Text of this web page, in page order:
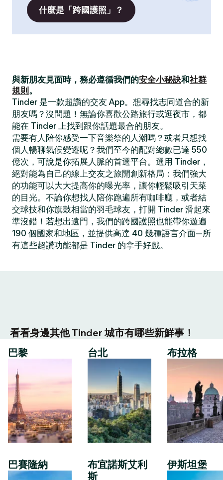
什麼是「跨國護照」？
與新朋友見面時，務必遵循我們的安全小秘訣和社群
規則 。
Tinder 是一款超讚的交友 App。想尋找志同道合的新
朋友嗎？沒問題！無論你喜歡公路旅行或逛夜市，都
能在 Tinder 上找到跟你話題最合的朋友。
需要有人陪你感受一下音樂祭的人潮嗎？或者只想找
個人暢聊氣候變遷呢？我們至今的配對總數已達 550
億次，可說是你拓展人脈的首選平台。選用 Tinder，
絕對能為自己的線上交友之旅開創新格局：我們強大
的功能可以大大提高你的曝光率，讓你輕鬆吸引天菜
的目光。不論你想找人陪你跑遍所有咖啡廳，或者結
交球技和你旗鼓相當的羽毛球友，打開 Tinder 滑起來
準沒錯！若想出遠門，我們的跨國護照也能帶你遊遍
190 個國家和地區，並提供高達 40 幾種語言介面—所
有這些超讚功能都是 Tinder 的拿手好戲。
看看身邊其他 Tinder 城市有哪些新鮮事！
巴黎
巴賽隆納
台北
布宜諾斯艾利
斯
布拉格
伊斯坦堡